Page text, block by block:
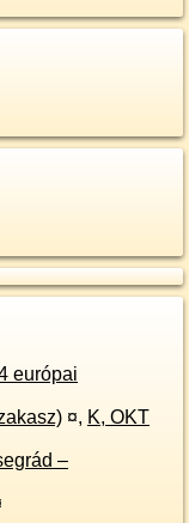
európai
¤, K, OKT
–